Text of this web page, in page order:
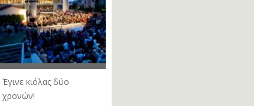
Έγινε κιόλας δύο
χρονών!